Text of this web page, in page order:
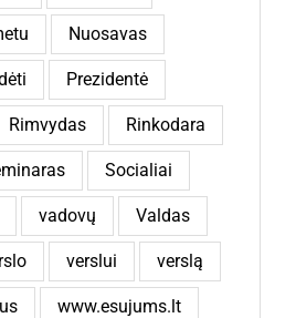
Nuosavas
Prezidentė
Rimvydas Rinkodara
Socialiai
vadovų Valdas
verslui verslą
www.esujums.lt